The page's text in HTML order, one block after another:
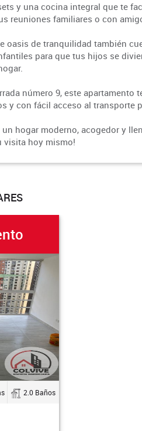
y una cocina integral que te
reuniones familiares o con
oasis de tranquilidad también
para que tus hijos se
número 9, este apartamento
y con fácil acceso al transporte
hogar moderno, acogedor y
visita hoy mismo!
2.0 Baños